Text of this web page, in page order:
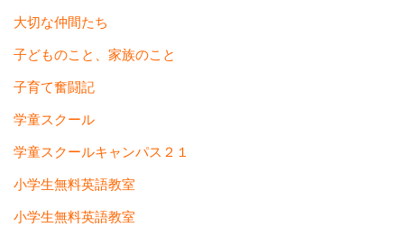
大切な仲間たち
子どものこと、家族のこと
子育て奮闘記
学童スクール
学童スクールキャンパス２１
小学生無料英語教室
小学生無料英語教室